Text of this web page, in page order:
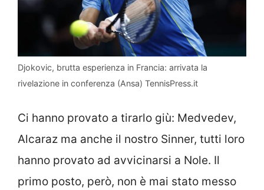
Djokovic, brutta esperienza in Francia: arrivata la
rivelazione in conferenza (Ansa) TennisPress.it
Ci hanno provato a tirarlo giù: Medvedev,
Alcaraz ma anche il nostro Sinner, tutti loro
hanno provato ad avvicinarsi a Nole. Il
primo posto, però, non è mai stato messo